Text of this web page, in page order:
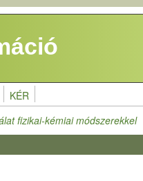
KÉR
fizikai-kémiai módszerekkel